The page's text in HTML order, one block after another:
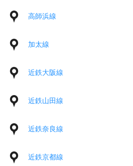
高師浜線
加太線
近鉄大阪線
近鉄山田線
近鉄奈良線
近鉄京都線